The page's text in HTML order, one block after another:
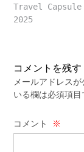
Travel Capsule
2025
コメントを残す
メールアドレス
いる欄は必須項目
コメント ※